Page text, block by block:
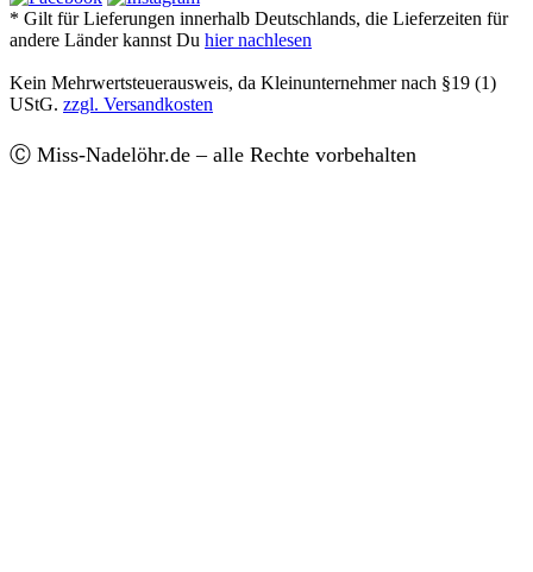
* Gilt für Lieferungen innerhalb Deutschlands, die Lieferzeiten für
andere Länder kannst Du hier nachlesen
Kein Mehrwertsteuerausweis, da Kleinunternehmer nach §19 (1)
UStG. zzgl. Versandkosten
Ⓒ Miss-Nadelöhr.de – alle Rechte vorbehalten